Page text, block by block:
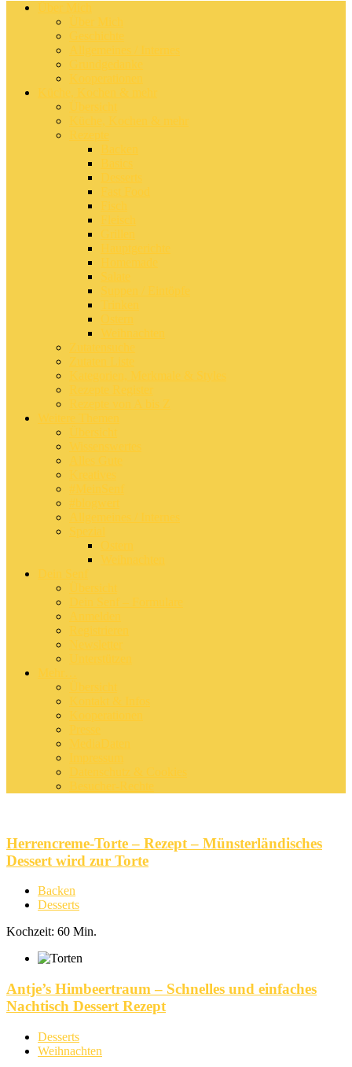
Über Mich
Über Mich
Geschichte
Allgemeines / Internes
Grundgedanke
Kooperationen
Küche, Kochen & mehr
Übersicht
Küche, Kochen & mehr
Rezepte
Backen
Basics
Desserts
Fast Food
Fisch
Fleisch
Grillen
Hauptgerichte
Homemade
Salate
Suppen / Eintöpfe
Trinken
Ostern
Weihnachten
Zutatensuche
Zutaten Liste
Kategorien, Merkmale & Styles
Rezepte Register
Rezepte von A bis Z
Weitere Themen
Übersicht
Wissenswertes
Alles Gute
Kreatives
#MeinSenf
#blogwert
Allgemeines / Internes
Spezial
Ostern
Weihnachten
Dein Senf
Übersicht
Dein Senf – Formulare
Anmelden
Registrieren
Newsletter
Unterstützen
Mehr…
Übersicht
Kontakt & Infos
Kooperationen
Presse
MediaDaten
Impressum
Datenschutz & Cookies
Besucher-Rechte
Herrencreme-Torte – Rezept – Münsterländisches
Dessert wird zur Torte
Backen
Desserts
Kochzeit: 60 Min.
Antje’s Himbeertraum – Schnelles und einfaches
Nachtisch Dessert Rezept
Desserts
Weihnachten